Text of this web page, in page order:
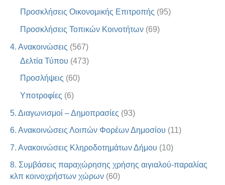
Προσκλήσεις Οικονομικής Επιτροπής (95)
Προσκλήσεις Τοπικών Κοινοτήτων (69)
4. Ανακοινώσεις (567)
Δελτία Τύπου (473)
Προσλήψεις (60)
Υποτροφίες (6)
5. Διαγωνισμοί – Δημοπρασίες (93)
6. Ανακοινώσεις Λοιπών Φορέων Δημοσίου (11)
7. Ανακοινώσεις Κληροδοτημάτων Δήμου (10)
8. Συμβάσεις παραχώρησης χρήσης αιγιαλού-παραλίας
κλπ κοινοχρήστων χώρων (60)